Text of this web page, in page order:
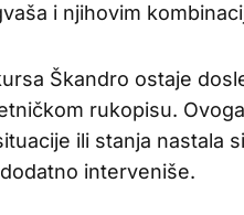
i njihovim
Škandro ostaje
rukopisu.
ili stanja nastala
interveniše.